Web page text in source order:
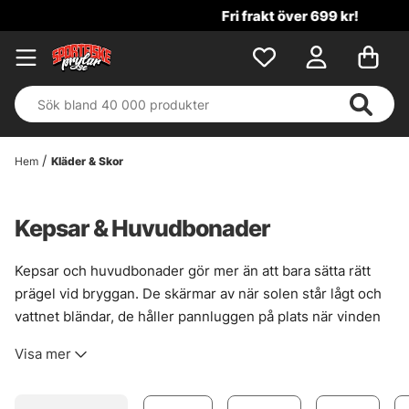
Fri frakt över 699 kr!
Hem Kläder & Skor
Kepsar & Huvudbonader
Kepsar och huvudbonader gör mer än att bara sätta rätt
prägel vid bryggan. De skärmar av när solen står lågt och
vattnet bländar, de håller pannluggen på plats när vinden
behagligare. Här finns allt från truckerkepsar till mössor
Visa mer